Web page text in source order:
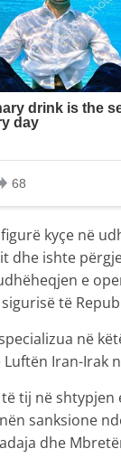
kyçe në
dhe ishte
e
të
në
Iran-Irak
tij në shtypjen
sanksione
dhe